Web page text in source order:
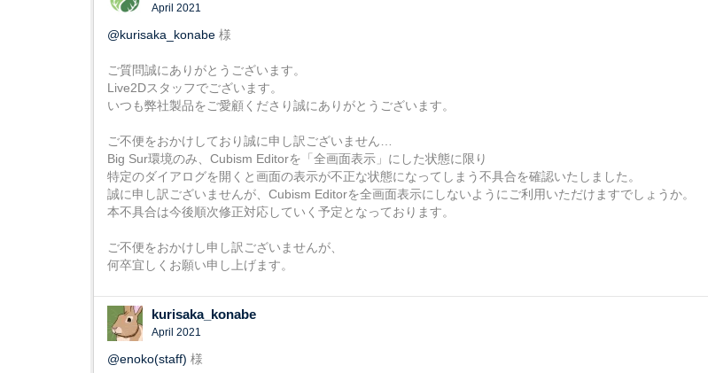
April 2021
@kurisaka_konabe 様
ご質問誠にありがとうございます。
Live2Dスタッフでございます。
いつも弊社製品をご愛顧くださり誠にありがとうございます。
ご不便をおかけしており誠に申し訳ございません…
Big Sur環境のみ、Cubism Editorを「全画面表示」にした状態に限り
特定のダイアログを開くと画面の表示が不正な状態になってしまう不具合を確認いたしました。
誠に申し訳ございませんが、Cubism Editorを全画面表示にしないようにご利用いただけますでしょうか。
本不具合は今後順次修正対応していく予定となっております。
ご不便をおかけし申し訳ございませんが、
何卒宜しくお願い申し上げます。
kurisaka_konabe
April 2021
@enoko(staff) 様